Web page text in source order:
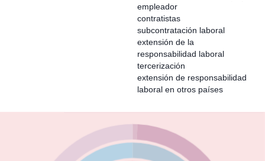
empleador
contratistas
subcontratación laboral
extensión de la
responsabilidad laboral
tercerización
extensión de responsabilidad
laboral en otros países